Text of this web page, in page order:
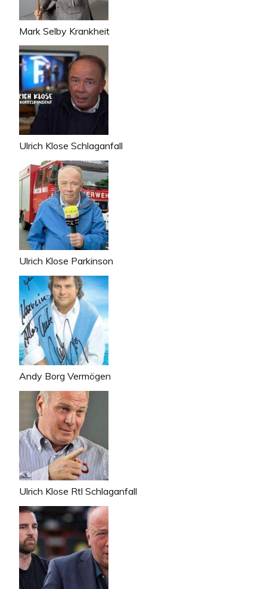
Mark Selby Krankheit
Ulrich Klose Schlaganfall
Ulrich Klose Parkinson
Andy Borg Vermögen
Ulrich Klose Rtl Schlaganfall